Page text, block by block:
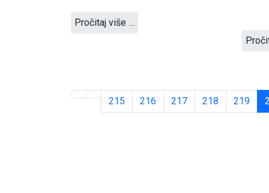
Pročitaj više …
215 216 217 218 219